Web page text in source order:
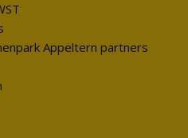
Appeltern partners